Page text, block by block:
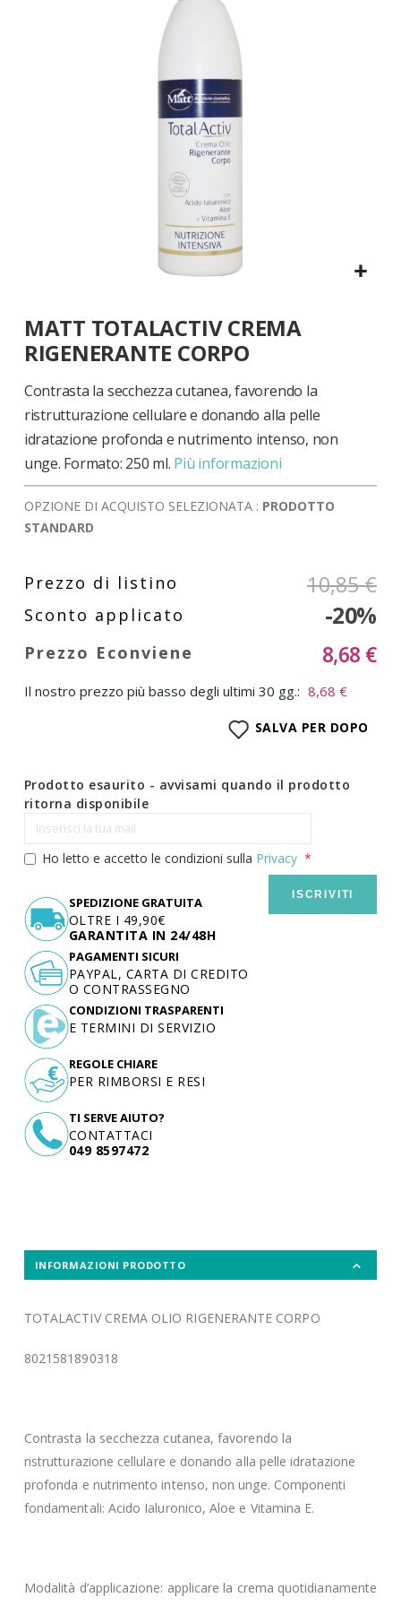
all'inizio
della
galleria
di
immagini
MATT TOTALACTIV CREMA
RIGENERANTE CORPO
Contrasta la secchezza cutanea, favorendo la
ristrutturazione cellulare e donando alla pelle
idratazione profonda e nutrimento intenso, non
unge. Formato: 250 ml. Più informazioni
OPZIONE DI ACQUISTO SELEZIONATA : PRODOTTO
STANDARD
10,85 €
-20%
8,68 €
Il nostro prezzo più basso degli ultimi 30 gg.: 8,68 €
SALVA PER DOPO
Prodotto esaurito - avvisami quando il prodotto
ritorna disponibile
Ho letto e accetto le condizioni sulla Privacy
ISCRIVITI
SPEDIZIONE GRATUITA
OLTRE I 49,90€
GARANTITA IN 24/48H
TI SERVE AIUTO?
CONTATTACI
049 8597472
PAGAMENTI SICURI
PAYPAL, CARTA DI CREDITO
O CONTRASSEGNO
CONDIZIONI TRASPARENTI
E TERMINI DI SERVIZIO
REGOLE CHIARE
PER RIMBORSI E RESI
INFORMAZIONI PRODOTTO
TOTALACTIV CREMA OLIO RIGENERANTE CORPO
8021581890318
Contrasta la secchezza cutanea, favorendo la
ristrutturazione cellulare e donando alla pelle idratazione
profonda e nutrimento intenso, non unge. Componenti
fondamentali: Acido Ialuronico, Aloe e Vitamina E.
Modalità d’applicazione: applicare la crema quotidianamente